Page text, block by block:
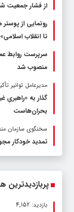
از فشار جمعیت
رونمایی از
تا انقلاب
سرپرست روابط
منصوب شد
مدیرعامل توانیر
گذار به «راهبریِ
بحران‌هاست
سخنگوی سازمان
تمدید خودکار
پربازدیدترین
بازدید: 4,152